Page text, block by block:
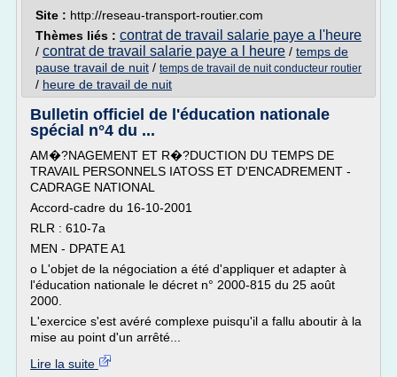
Site : http://reseau-transport-routier.com
Thèmes liés : contrat de travail salarie paye a l'heure
/ contrat de travail salarie paye a l heure / temps de
pause travail de nuit / temps de travail de nuit conducteur routier
/ heure de travail de nuit
Bulletin officiel de l'éducation nationale
spécial n°4 du ...
AM�?NAGEMENT ET R�?DUCTION DU TEMPS DE
TRAVAIL PERSONNELS IATOSS ET D'ENCADREMENT -
CADRAGE NATIONAL
Accord-cadre du 16-10-2001
RLR : 610-7a
MEN - DPATE A1
o L'objet de la négociation a été d'appliquer et adapter à
l'éducation nationale le décret n° 2000-815 du 25 août
2000.
L'exercice s'est avéré complexe puisqu'il a fallu aboutir à la
mise au point d'un arrêté...
Lire la suite